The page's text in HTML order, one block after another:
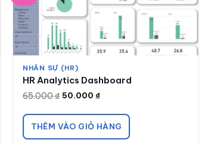
NHÂN SỰ (HR)
HR Analytics Dashboard
65.000₫
Giá
là:
65.000 ₫.
50.000 ₫
Giá
tại
50.000 ₫.
THÊM VÀO GIỎ HÀNG